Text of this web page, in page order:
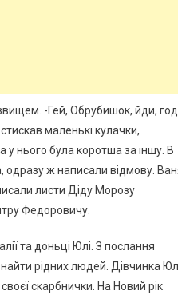
-Гей, Обрубишок, йди,
маленькі кулачки,
у нього була коротша за іншу. В
одразу ж написали відмову.
листи Діду Морозу
Федоровичу.
та доньці Юлі. З послання
рідних людей. Дівчинка
скарбнички. На Новий рік